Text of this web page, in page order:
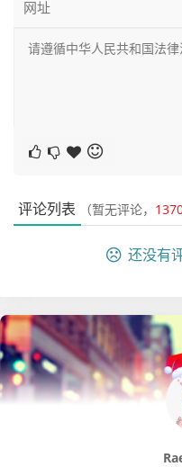
kubectl delete ing
2）编辑show-web
这里我们回到这个
这里我们进入到服务/应用
评论列表 （暂无评论，
还没有